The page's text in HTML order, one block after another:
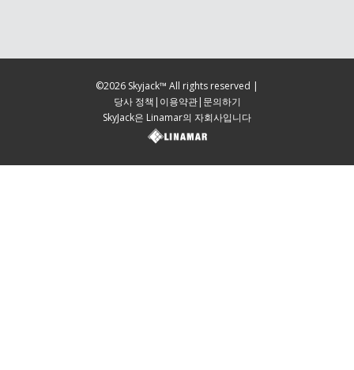
©2026 Skyjack™ All rights reserved |
당사 정책 | 이용약관| 문의하기
SkyJack은 Linamar의 자회사입니다